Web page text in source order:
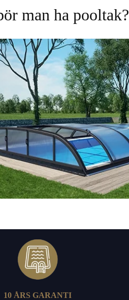
man ha pooltak?
10 ÅRS GARANTI